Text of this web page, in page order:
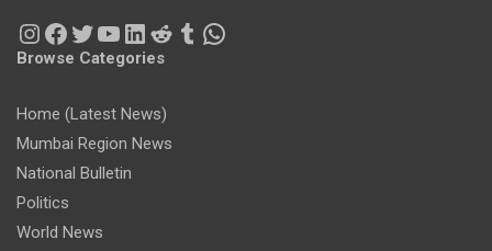
Instagram
Facebook
Twitter
YouTube
LinkedIn
Reddit
Tumblr
WhatsApp
Browse Categories
Home (Latest News)
Mumbai Region News
National Bulletin
Politics
World News